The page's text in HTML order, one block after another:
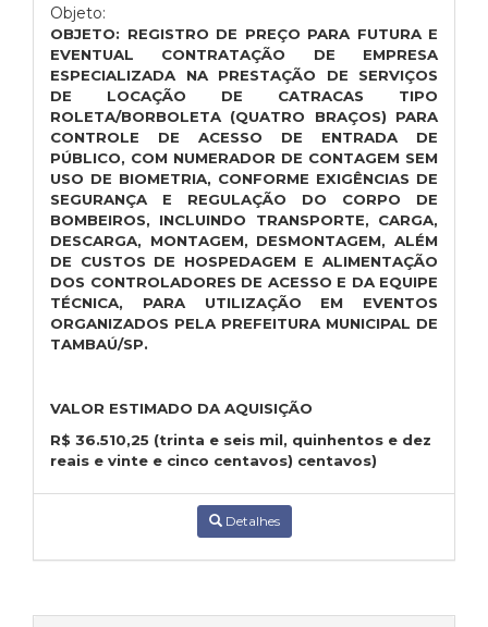
Objeto:
OBJETO: REGISTRO DE PREÇO PARA FUTURA E
EVENTUAL CONTRATAÇÃO DE EMPRESA
ESPECIALIZADA NA PRESTAÇÃO DE SERVIÇOS
DE LOCAÇÃO DE CATRACAS TIPO
ROLETA/BORBOLETA (QUATRO BRAÇOS) PARA
CONTROLE DE ACESSO DE ENTRADA DE
PÚBLICO, COM NUMERADOR DE CONTAGEM SEM
USO DE BIOMETRIA, CONFORME EXIGÊNCIAS DE
SEGURANÇA E REGULAÇÃO DO CORPO DE
BOMBEIROS, INCLUINDO TRANSPORTE, CARGA,
DESCARGA, MONTAGEM, DESMONTAGEM, ALÉM
DE CUSTOS DE HOSPEDAGEM E ALIMENTAÇÃO
DOS CONTROLADORES DE ACESSO E DA EQUIPE
TÉCNICA, PARA UTILIZAÇÃO EM EVENTOS
ORGANIZADOS PELA PREFEITURA MUNICIPAL DE
TAMBAÚ/SP.
VALOR ESTIMADO DA AQUISIÇÃO
R$ 36.510,25 (trinta e seis mil, quinhentos e dez
reais e vinte e cinco centavos) centavos)
Detalhes